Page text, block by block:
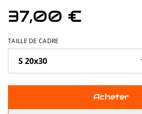
37,00 €
TAILLE DE CADRE
Acheter